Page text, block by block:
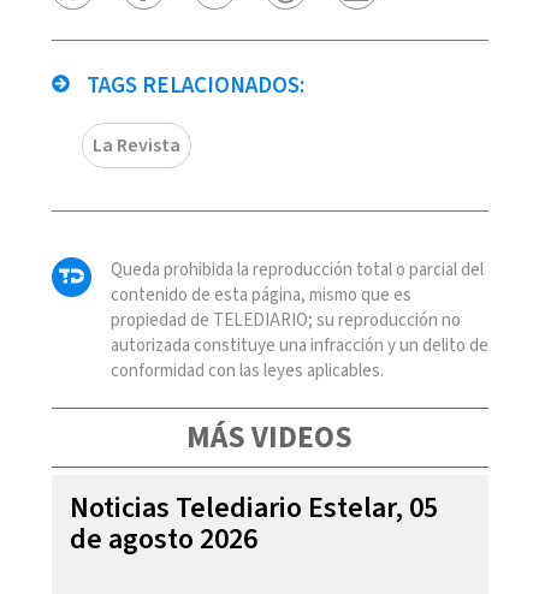
TAGS RELACIONADOS:
La Revista
Queda prohibida la reproducción total o parcial del
contenido de esta página, mismo que es
propiedad de TELEDIARIO; su reproducción no
autorizada constituye una infracción y un delito de
conformidad con las leyes aplicables.
MÁS VIDEOS
Noticias Telediario Estelar, 05
de agosto 2026